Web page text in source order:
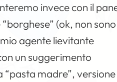
invece con il
(ok, non sono
agente lievitante
un suggerimento
madre”, versione